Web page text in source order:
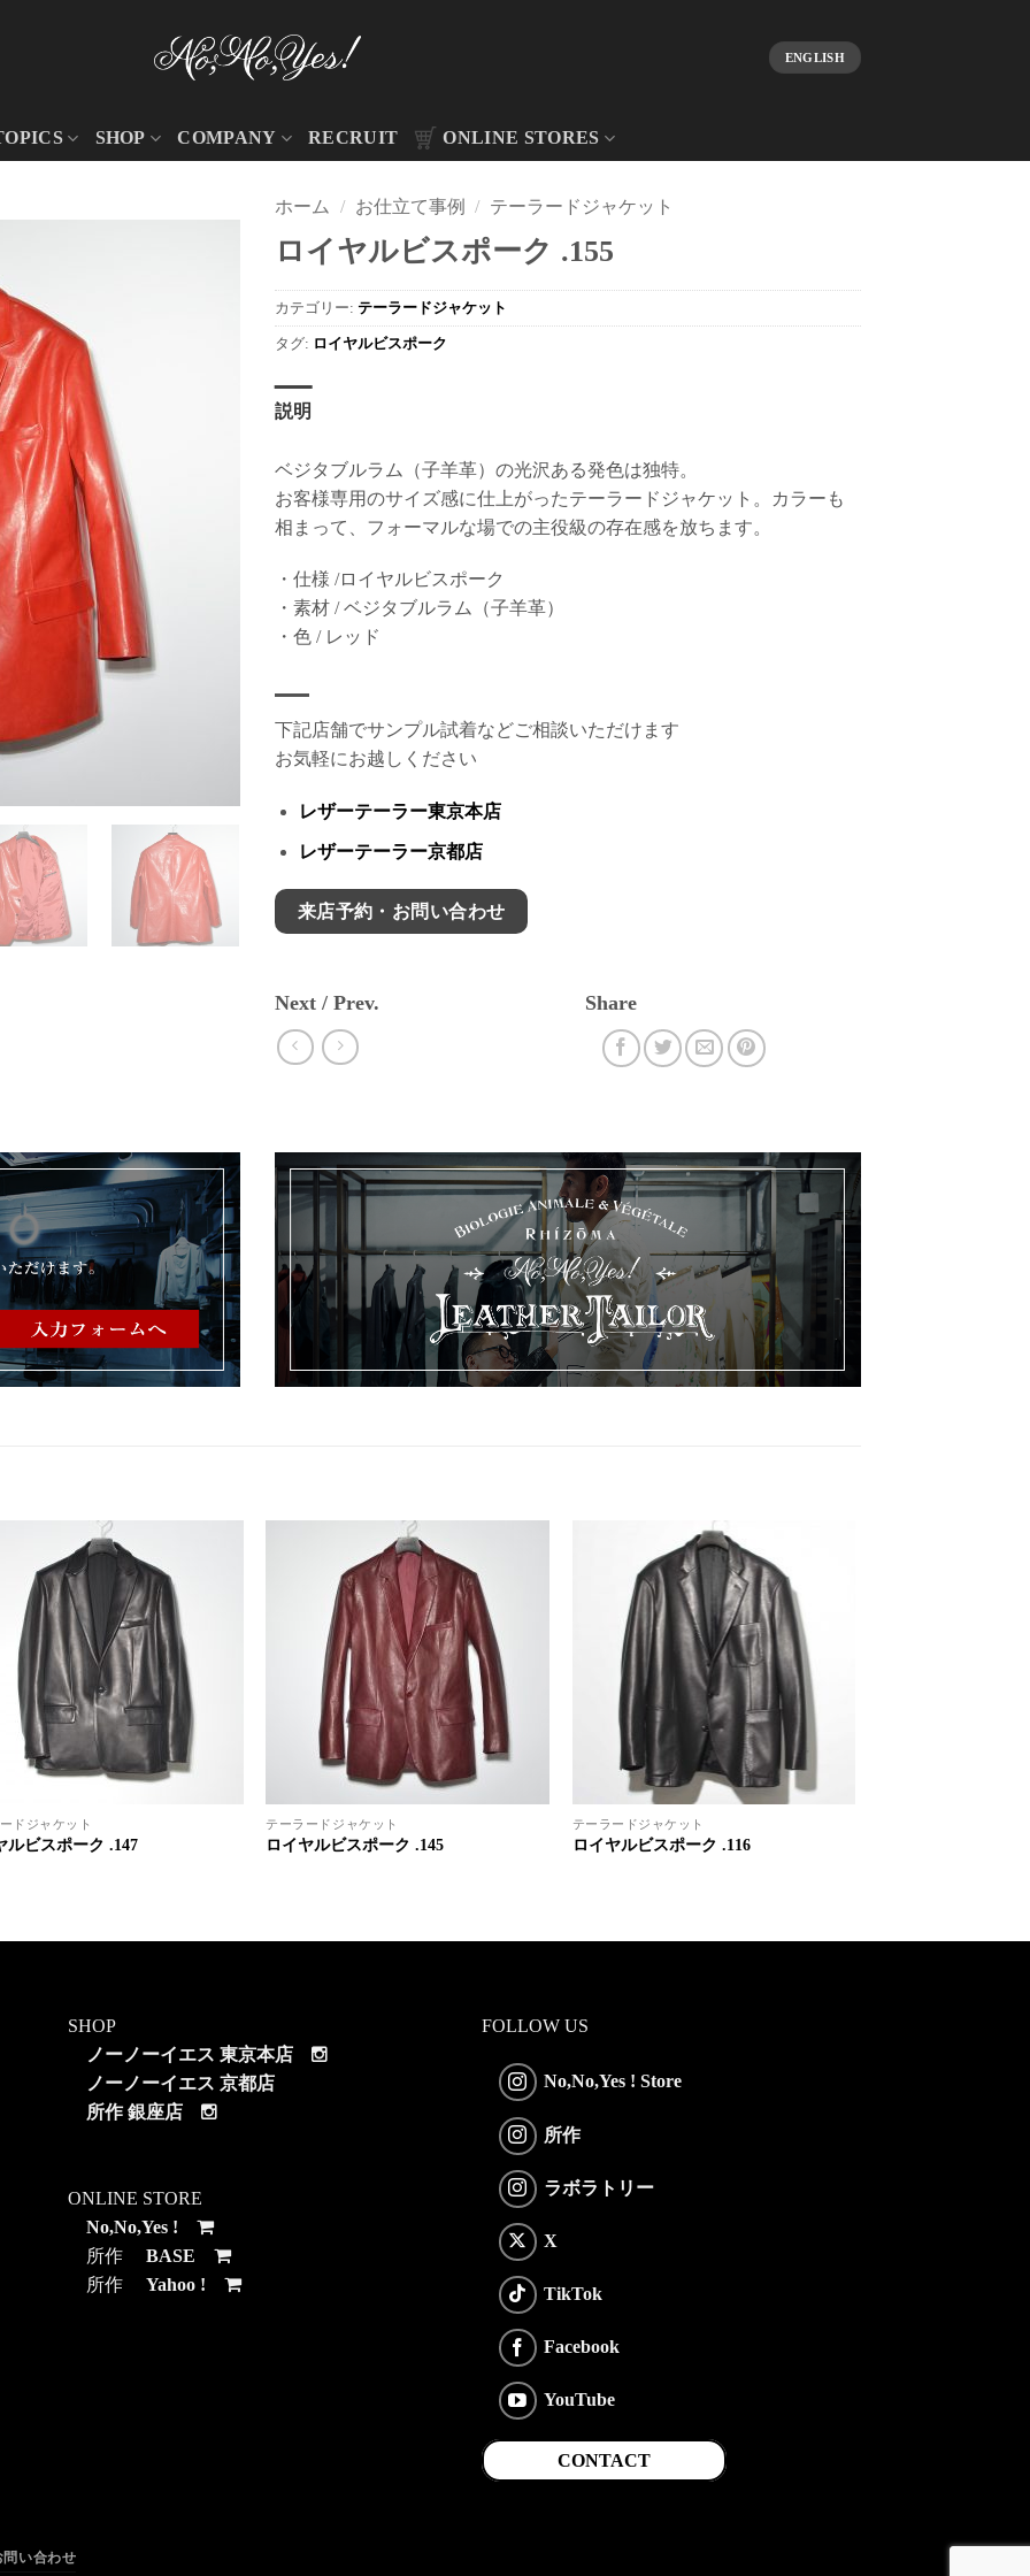
ENGLISH
SHOP COMPANY RECRUIT ONLINE STORES
ホーム / お仕立て事例 / テーラードジャケット
ロイヤルビスポーク .155
カテゴリー: テーラードジャケット
タグ: ロイヤルビスポーク
説明
ベジタブルラム（子羊革）の光沢ある発色は独特。
お客様専用のサイズ感に仕上がったテーラードジャケット。カラーも
相まって、フォーマルな場での主役級の存在感を放ちます。
・仕様 /ロイヤルビスポーク
・素材 / ベジタブルラム（子羊革）
・色 / レッド
下記店舗でサンプル試着などご相談いただけます
お気軽にお越しください
レザーテーラー東京本店
レザーテーラー京都店
来店予約・お問い合わせ
Next / Prev. Share
ドジャケット
ルビスポーク .147
テーラードジャケット
ロイヤルビスポーク .145
テーラードジャケット
ロイヤルビスポーク .116
SHOP
ノーノーイエス 東京本店
ノーノーイエス 京都店
所作 銀座店
ONLINE STORE
No,No,Yes !
所作 BASE
所作 Yahoo !
FOLLOW US
No,No,Yes ! Store
所作
ラボラトリー
X
TikTok
Facebook
YouTube
CONTACT
問い合わせ